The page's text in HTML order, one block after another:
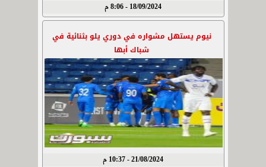
18/09/2024 - 8:06 م
نيوم يستهل مشواره في دوري يلو بثنائية في
شباك أبها
21/08/2024 - 10:37 م